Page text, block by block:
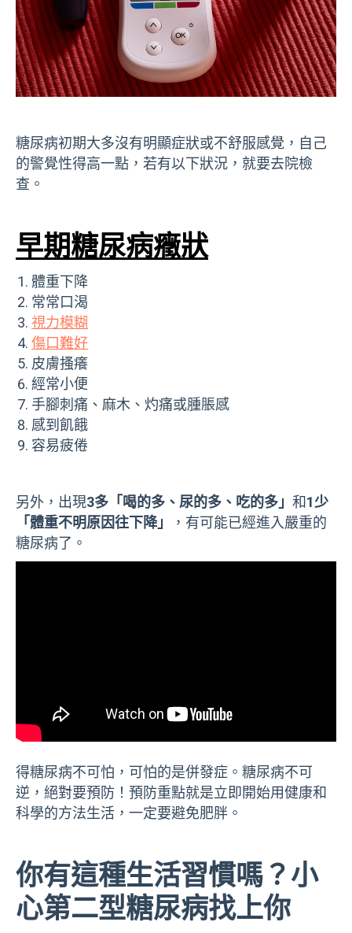
糖尿病初期大多沒有明顯症狀或不舒服感覺，自己
的警覺性得高一點，若有以下狀況，就要去院檢
查。
早期糖尿病癥狀
體重下降
常常口渴
視力模糊
傷口難好
皮膚搔癢
經常小便
手腳刺痛、麻木、灼痛或腫脹感
感到飢餓
容易疲倦
另外，出現3多「喝的多、尿的多、吃的多」 和1少
「體重不明原因往下降」
，有可能已經進入嚴重的
糖尿病了。
得糖尿病不可怕，可怕的是併發症。糖尿病不可
逆，絕對要預防！預防重點就是立即開始用健康和
科學的方法生活，一定要避免肥胖。
你有這種生活習慣嗎？小
心第二型糖尿病找上你